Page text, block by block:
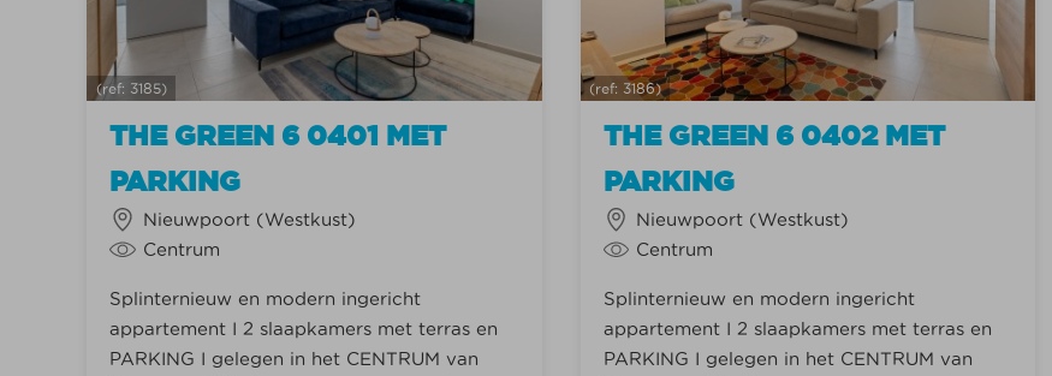
THE GREEN 6 0401 MET
PARKING
(ref: 3185)
Nieuwpoort (Westkust)
Centrum
Splinternieuw en modern ingericht
appartement I 2 slaapkamers met terras en
PARKING I gelegen in het CENTRUM van
THE GREEN 6 0402 MET
PARKING
(ref: 3186)
Nieuwpoort (Westkust)
Centrum
Splinternieuw en modern ingericht
appartement I 2 slaapkamers met terras en
PARKING I gelegen in het CENTRUM van